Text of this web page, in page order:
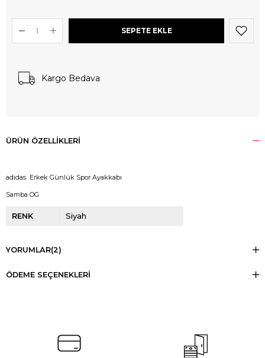
Kargo Bedava
ÜRÜN ÖZELLIKLERI
adidas Erkek Günlük Spor Ayakkabı
Samba OG
RENK Siyah
YORUMLAR(2)
ÖDEME SEÇENEKLERI